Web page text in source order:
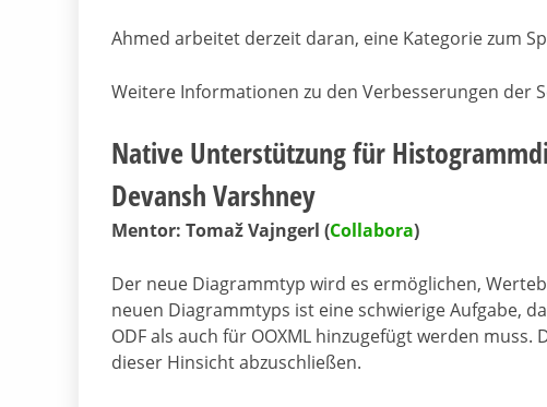
Ahmed arbeitet derzeit daran, eine Kategorie zum
Weitere Informationen zu den Verbesserungen der
Native Unterstützung für
Devansh Varshney
Mentor: Tomaž Vajngerl (Collabora)
Der neue Diagrammtyp wird es ermöglichen,
neuen Diagrammtyps ist eine schwierige Aufgabe,
ODF als auch für OOXML hinzugefügt werden
dieser Hinsicht abzuschließen.